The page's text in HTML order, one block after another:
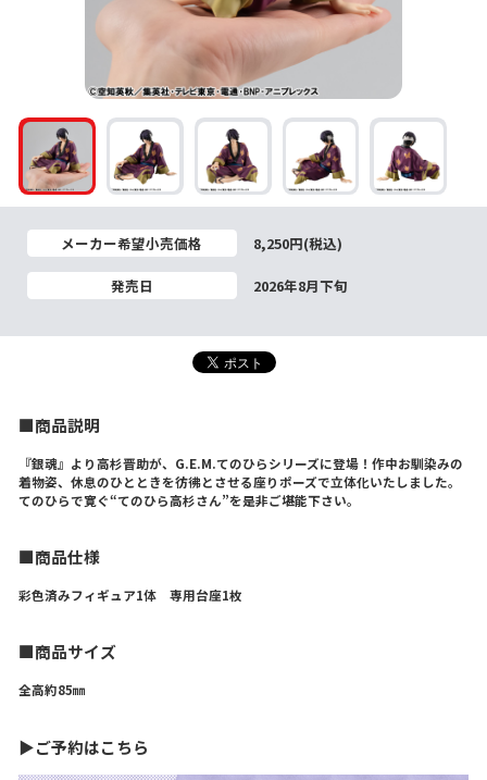
メーカー希望小売価格 8,250円(税込)
発売日 2026年8月下旬
■商品説明
『銀魂』より高杉晋助が、G.E.M.てのひらシリーズに登場！作中お馴染みの
着物姿、休息のひとときを彷彿とさせる座りポーズで立体化いたしました。
てのひらで寛ぐ“てのひら高杉さん”を是非ご堪能下さい。
■商品仕様
彩色済みフィギュア1体 専用台座1枚
■商品サイズ
全高約85㎜
▶ご予約はこちら